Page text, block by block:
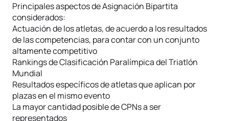
Principales aspectos de Asignación Bipartita
considerados:
Actuación de los atletas, de acuerdo a los resultados
de las competencias, para contar con un conjunto
altamente competitivo
Rankings de Clasificación Paralímpica del Triatlón
Mundial
Resultados específicos de atletas que aplican por
plazas en el mismo evento
La mayor cantidad posible de CPNs a ser
representados